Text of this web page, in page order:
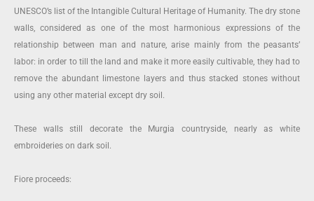
UNESCO’s list of the Intangible Cultural Heritage of Humanity. The dry stone
walls, considered as one of the most harmonious expressions of the
relationship between man and nature, arise mainly from the peasants’
labor: in order to till the land and make it more easily cultivable, they had to
remove the abundant limestone layers and thus stacked stones without
using any other material except dry soil.
These walls still decorate the Murgia countryside, nearly as white
embroideries on dark soil.
Fiore proceeds: